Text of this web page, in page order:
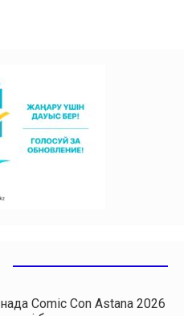
m
Comic Con Astana 2026